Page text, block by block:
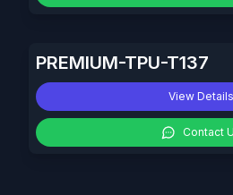
PREMIUM-TPU-T137
View Details
Contact